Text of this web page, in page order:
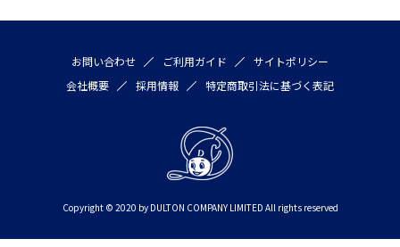
お問い合わせ ご利用ガイド
サイトポリシー
会社概要
採用情報 特定商取引法に基づく表記
Copyright © 2020 by DULTON COMPANY LIMITED All rights reserved